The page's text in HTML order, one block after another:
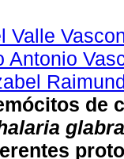
Valle
Antonio
de